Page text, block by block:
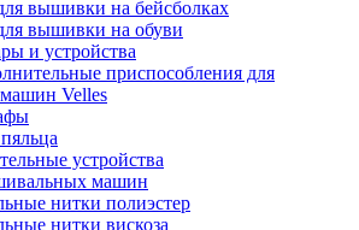
вышивки на бейсболках
вышивки на обуви
и устройства
приспособления для
Velles
устройства
машин
нитки полиэстер
нитки вискоза